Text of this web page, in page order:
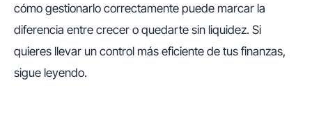
cómo gestionarlo correctamente puede marcar la
diferencia entre crecer o quedarte sin liquidez. Si
quieres llevar un control más eficiente de tus finanzas,
sigue leyendo.